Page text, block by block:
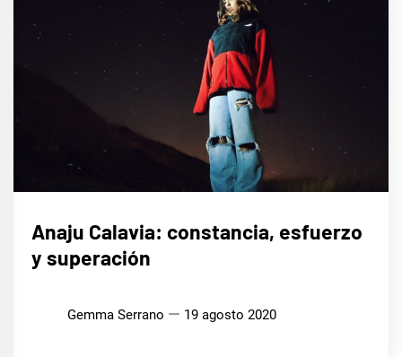
Anaju Calavia: constancia, esfuerzo
y superación
Gemma Serrano 19 agosto 2020